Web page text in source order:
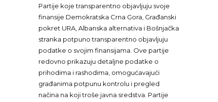
Partije koje transparentno objavljuju svoje
finansije Demokratska Crna Gora, Građanski
pokret URA, Albanska alternativa i Bošnjačka
stranka potpuno transparentno objavljuju
podatke o svojim finansijama. Ove partije
redovno prikazuju detaljne podatke o
prihodima i rashodima, omogućavajući
građanima potpunu kontrolu i pregled
načina na koji troše javna sredstva. Partije